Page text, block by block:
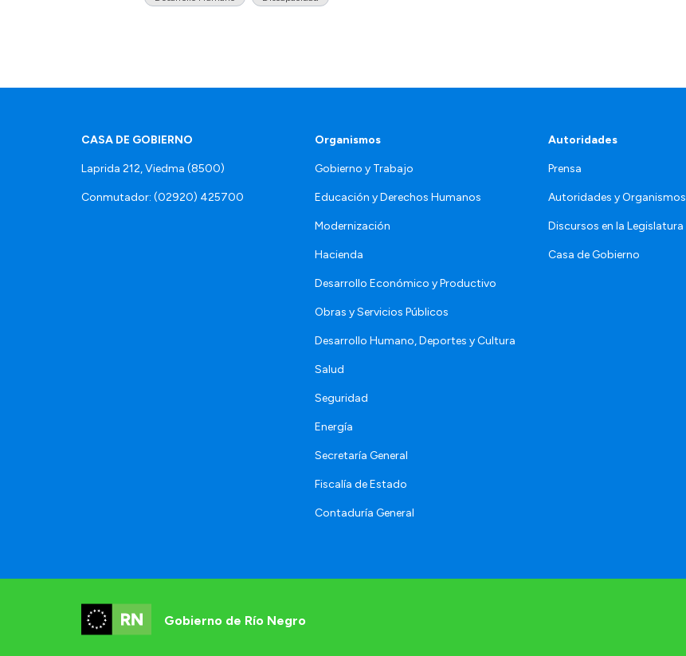
CASA DE GOBIERNO
Laprida 212, Viedma (8500)
Conmutador: (02920) 425700
Organismos
Gobierno y Trabajo
Educación y Derechos Humanos
Modernización
Hacienda
Desarrollo Económico y Productivo
Obras y Servicios Públicos
Desarrollo Humano, Deportes y Cultura
Salud
Seguridad
Energía
Secretaría General
Fiscalía de Estado
Contaduría General
Autoridades
Prensa
Autoridades y Organismos
Discursos en la Legislatura
Casa de Gobierno
Gobierno de Río Negro